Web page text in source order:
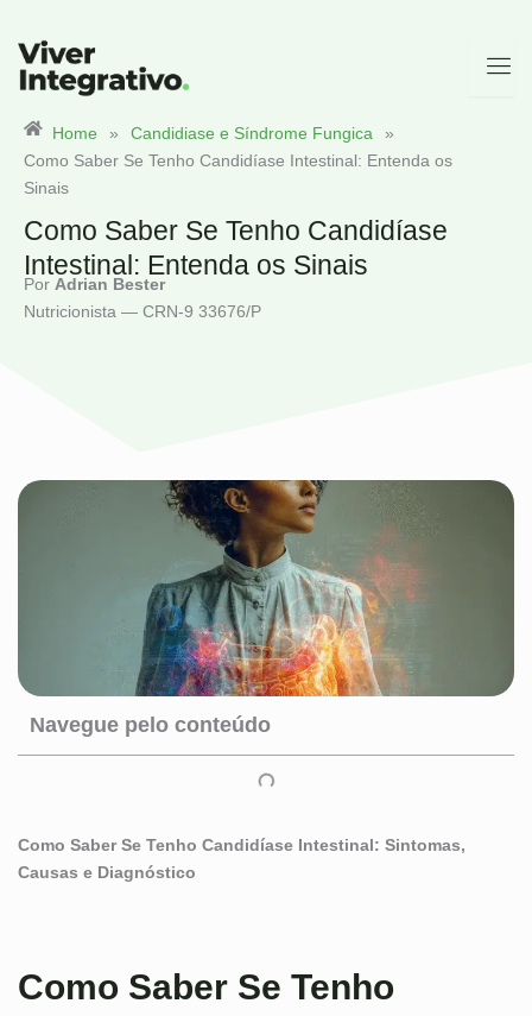
para
conteúdo
Home » Candidiase e Síndrome Fungica
»
Como Saber Se Tenho Candidíase Intestinal: Entenda os
Sinais
Como Saber Se Tenho Candidíase
Intestinal: Entenda os Sinais
Por Adrian Bester
Nutricionista — CRN-9 33676/P
Navegue pelo conteúdo
Como Saber Se Tenho Candidíase Intestinal: Sintomas,
Causas e Diagnóstico
Como Saber Se Tenho